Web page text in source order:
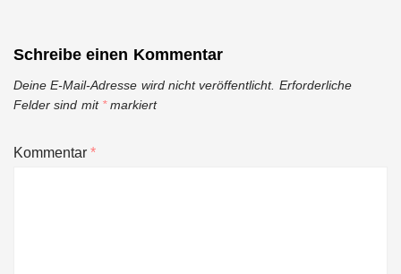
Schreibe einen Kommentar
Deine E-Mail-Adresse wird nicht veröffentlicht. Erforderliche
Felder sind mit *markiert
Kommentar*